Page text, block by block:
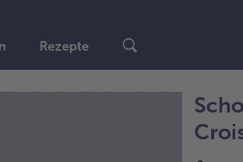
Rezepte